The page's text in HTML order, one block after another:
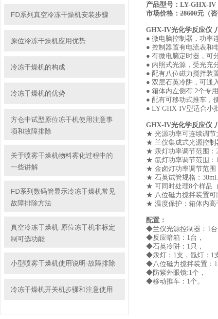
FD系列真空冷冻干燥机安装步骤
原位冷冻干燥机应用优势
冷冻干燥机的构成
冷冻干燥机的优势
方仓中试型原位冻干机使用注意事
项和故障排除
关于喷雾干燥机物料雾化过程中的
一些讲解
FD系列数码管显示冷冻干燥机常见
故障排除方法
真空冷冻干燥机-原位冻干机非标定
制可选功能
小型喷雾干燥机使用说明-故障排除
冷冻干燥机开关机步骤和注意使用
产品型号：LY-GHX-IV
市场价格： 28600元（
GHX-IV光化学反应仪
● 微电脑控制器，功率
● 控制器置有电流表和
● 有微电脑定时器，可
● 内照式光源，受光充
● 配有八位磁力搅拌装
● 双层石英冷阱，可通
● 箱体内左侧有 2个专
● 配有可移动式推车，
● LY-GHX-IV型适合小
GHX-IV光化学反应仪
★ 光源功率可连续调节
★ 兰仪集成式光源控制
★ 汞灯功率调节范围：
★ 氙灯功率调节范围：
★ 金卤灯功率调节范围
★ 石英试管规格：30ml
★ 可同时处理8个样品
★ 八位磁力搅拌装置可
★ 温度保护：箱体内
配置：
◆兰仪光源控制器：1
◆反应暗箱：1台，
◆石英冷阱：1只，
◆汞灯：1支，氙灯：1
◆八位磁力搅拌装置：1
◆防紫外眼镜:1个，
◆移动推车：1个。